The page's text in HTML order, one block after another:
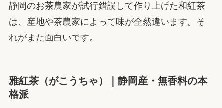
静岡のお茶農家が試行錯誤して作り上げた和紅茶
は、産地や茶農家によって味が全然違います。そ
れがまた面白いです。
雅紅茶（がこうちゃ）｜静岡産・無香料の本
格派